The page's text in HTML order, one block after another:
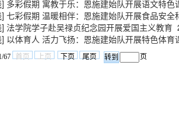
多彩假期 寓教于乐：恩施建始队开展语文特色
七彩假期 温暖相伴：恩施建始队开展食品安全
法学院学子赴吴禄贞纪念园开展爱国主义教育
以体育人 活力飞扬：恩施建始队开展特色体育
67 首页 上页 下页 尾页 页